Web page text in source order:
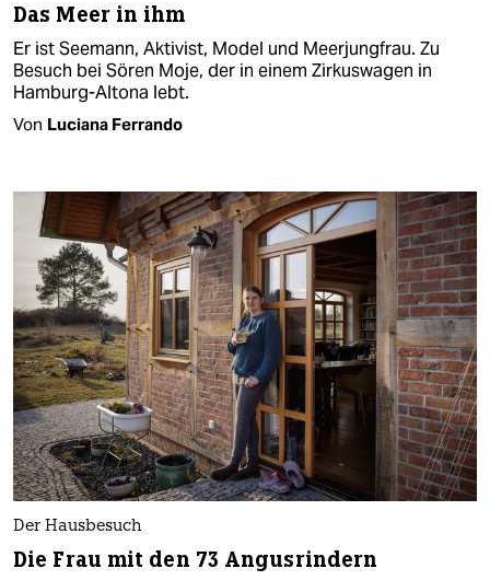
Das Meer in ihm
Er ist Seemann, Aktivist, Model und Meerjungfrau. Zu
Besuch bei Sören Moje, der in einem Zirkuswagen in
Hamburg-Altona lebt.
Von Luciana Ferrando
Der Hausbesuch
Die Frau mit den 73 Angusrindern